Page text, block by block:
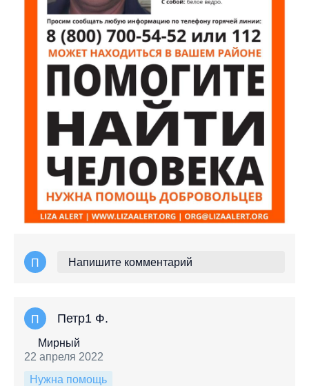
П Напишите комментарий
П Петр1 Ф.
Мирный
22 апреля 2022
Нужна помощь